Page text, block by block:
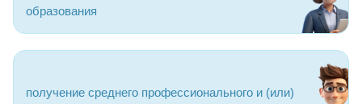
образования
получение среднего профессионального и (или)